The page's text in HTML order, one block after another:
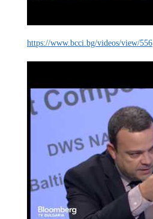
https://www.bcci.bg/videos/view/556